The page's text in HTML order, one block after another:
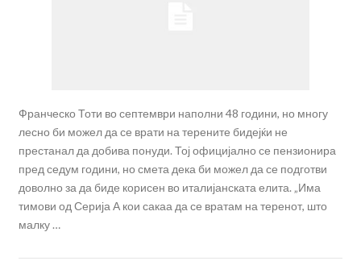
Франческо Тоти во септември наполни 48 години, но многу
лесно би можел да се врати на терените бидејќи не
престанал да добива понуди. Тој официјално се пензионира
пред седум години, но смета дека би можел да се подготви
доволно за да биде корисен во италијанската елита. „Има
тимови од Серија А кои сакаа да се вратам на теренот, што
малку …